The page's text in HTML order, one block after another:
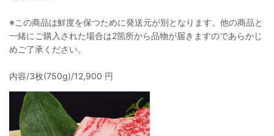
※この商品は鮮度を保つために発送元が別となります。他の商品と
一緒にご購入された場合は2箇所から品物が届きますのであらかじ
めご了承ください。
内容/3枚(750g)/12,900 円